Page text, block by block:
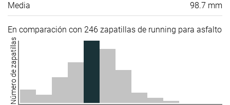
Media 98.7 mm
En comparación con 246 zapatillas de running para asfalto
Número de zapatillas